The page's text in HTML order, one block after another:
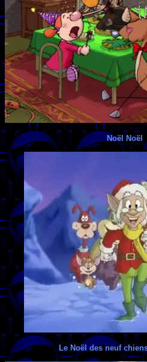
Noël Noël
Le Noël des neuf